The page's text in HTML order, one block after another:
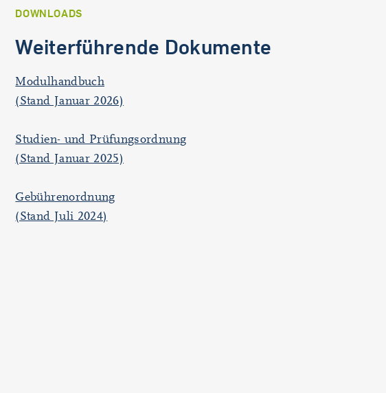
DOWNLOADS
Weiterführende Dokumente
Modulhandbuch
(Stand Januar 2026)
Studien- und Prüfungsordnung
(Stand Januar 2025)
Gebührenordnung
(Stand Juli 2024)